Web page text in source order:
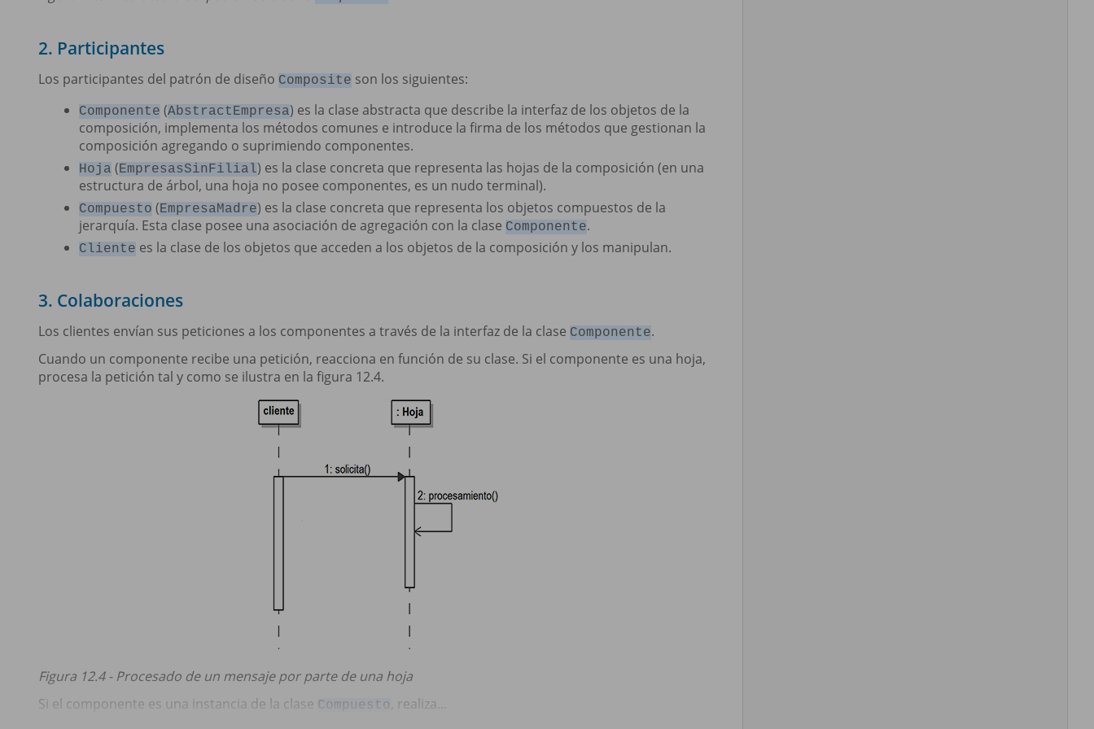
2. Participantes
Los participantes del patrón de diseño Composite son los siguientes:
Componente (AbstractEmpresa) es la clase abstracta que describe la interfaz de los objetos de la
composición, implementa los métodos comunes e introduce la firma de los métodos que gestionan la
composición agregando o suprimiendo componentes.
Hoja (EmpresasSinFilial) es la clase concreta que representa las hojas de la composición (en una
estructura de árbol, una hoja no posee componentes, es un nudo terminal).
Compuesto (EmpresaMadre) es la clase concreta que representa los objetos compuestos de la
jerarquía. Esta clase posee una asociación de agregación con la clase Componente.
Cliente es la clase de los objetos que acceden a los objetos de la composición y los manipulan.
3. Colaboraciones
Los clientes envían sus peticiones a los componentes a través de la interfaz de la clase Componente.
Cuando un componente recibe una petición, reacciona en función de su clase. Si el componente es una hoja,
procesa la petición tal y como se ilustra en la figura 12.4.
Figura 12.4 - Procesado de un mensaje por parte de una hoja
Si el componente es una instancia de la clase Compuesto , realiza...